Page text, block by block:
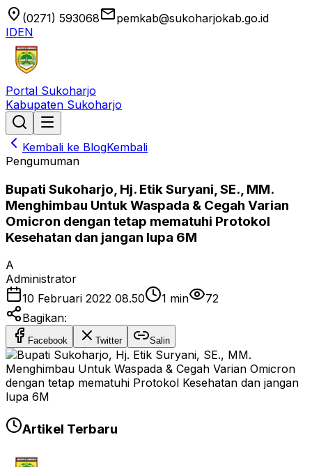
location_on (0271) 593068emailpemkab@sukoharjokab.go.id
IDEN
Portal Sukoharjo
Kabupaten Sukoharjo
Kembali ke BlogKembali
Pengumuman
Bupati Sukoharjo, Hj. Etik Suryani, SE., MM.
Menghimbau Untuk Waspada & Cegah Varian
Omicron dengan tetap mematuhi Protokol
Kesehatan dan jangan lupa 6M
A
Administrator
10 Februari 2022 08.50
1 min
72
Bagikan:
Facebook Twitter Salin
Artikel Terbaru